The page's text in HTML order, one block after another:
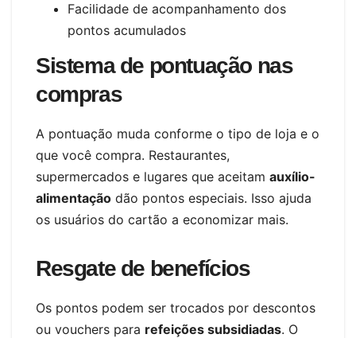
Facilidade de acompanhamento dos
pontos acumulados
Sistema de pontuação nas
compras
A pontuação muda conforme o tipo de loja e o
que você compra. Restaurantes,
supermercados e lugares que aceitam auxílio-
alimentação dão pontos especiais. Isso ajuda
os usuários do cartão a economizar mais.
Resgate de benefícios
Os pontos podem ser trocados por descontos
ou vouchers para refeições subsidiadas. O